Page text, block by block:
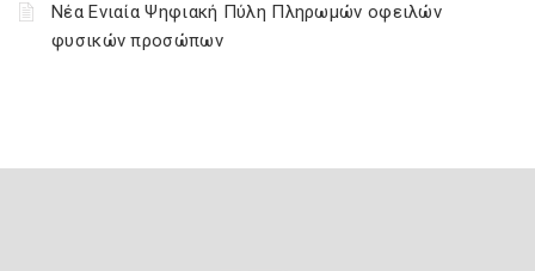
Νέα Ενιαία Ψηφιακή Πύλη Πληρωμών οφειλών
φυσικών προσώπων